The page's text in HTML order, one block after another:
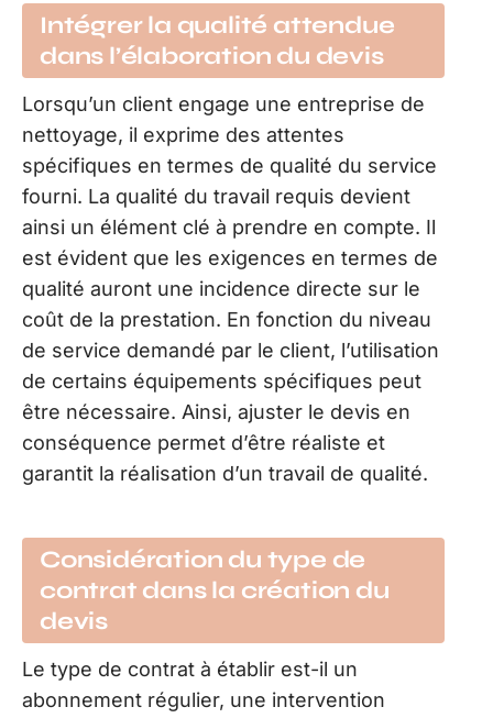
Intégrer la qualité attendue
dans l’élaboration du devis
Lorsqu’un client engage une entreprise de
nettoyage, il exprime des attentes
spécifiques en termes de qualité du service
fourni. La qualité du travail requis devient
ainsi un élément clé à prendre en compte. Il
est évident que les exigences en termes de
qualité auront une incidence directe sur le
coût de la prestation. En fonction du niveau
de service demandé par le client, l’utilisation
de certains équipements spécifiques peut
être nécessaire. Ainsi, ajuster le devis en
conséquence permet d’être réaliste et
garantit la réalisation d’un travail de qualité.
Considération du type de
contrat dans la création du
devis
Le type de contrat à établir est-il un
abonnement régulier, une intervention